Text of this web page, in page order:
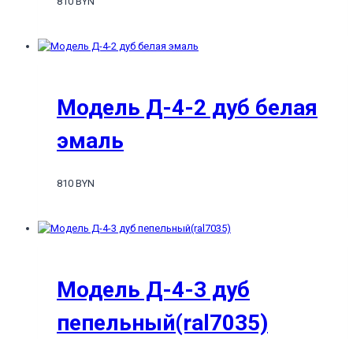
Модель Д-4-2 дуб белая
эмаль
810 BYN
Модель Д-4-3 дуб
пепельный(ral7035)